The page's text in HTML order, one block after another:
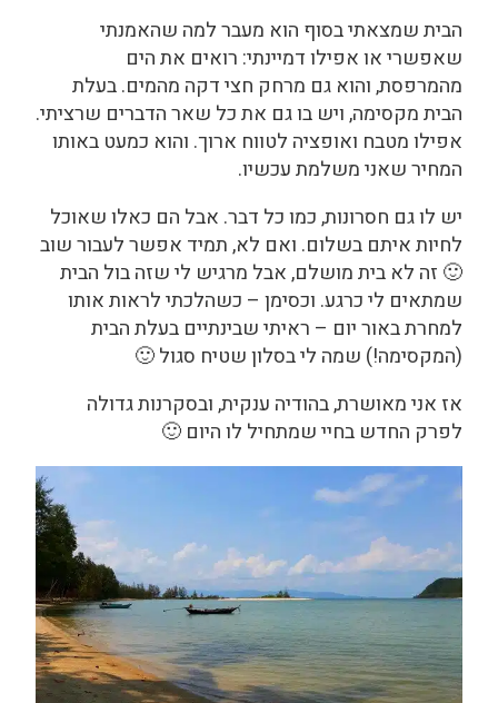
הבית שמצאתי בסוף הוא מעבר למה שהאמנתי
שאפשרי או אפילו דמיינתי: רואים את הים
מהמרפסת, והוא גם מרחק חצי דקה מהמים. בעלת
הבית מקסימה, ויש בו גם את כל שאר הדברים שרציתי.
אפילו מטבח ואופציה לטווח ארוך. והוא כמעט באותו
המחיר שאני משלמת עכשיו.
יש לו גם חסרונות, כמו כל דבר. אבל הם כאלו שאוכל
לחיות איתם בשלום. ואם לא, תמיד אפשר לעבור שוב
🙂 זה לא בית מושלם, אבל מרגיש לי שזה בול הבית
שמתאים לי כרגע. וכסימן – כשהלכתי לראות אותו
למחרת באור יום – ראיתי שבינתיים בעלת הבית
(המקסימה!) שמה לי בסלון שטיח סגול 🙂
אז אני מאושרת, בהודיה ענקית, ובסקרנות גדולה
לפרק החדש בחיי שמתחיל לו היום 🙂